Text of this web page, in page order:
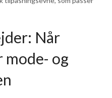
Når
mode- og